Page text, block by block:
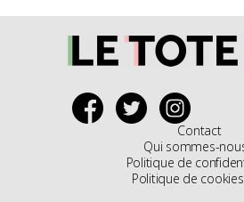
Contact
Qui sommes-
Politique de
Politique de cookies